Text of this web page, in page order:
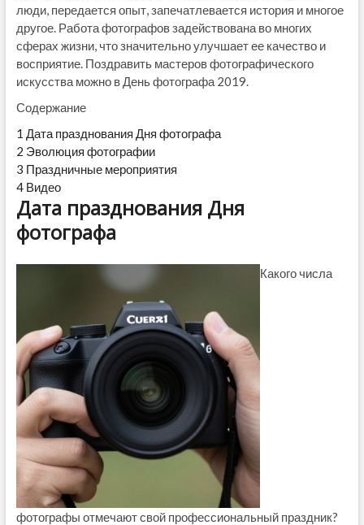
люди, передается опыт, запечатлевается история и многое
другое. Работа фотографов задействована во многих
сферах жизни, что значительно улучшает ее качество и
восприятие. Поздравить мастеров фотографического
искусства можно в День фотографа 2019.
Содержание
1 Дата празднования Дня фотографа
2 Эволюция фотографии
3 Праздничные мероприятия
4Видео
Дата празднования Дня
фотографа
Какого числа
фотографы отмечают свой профессиональный праздник?